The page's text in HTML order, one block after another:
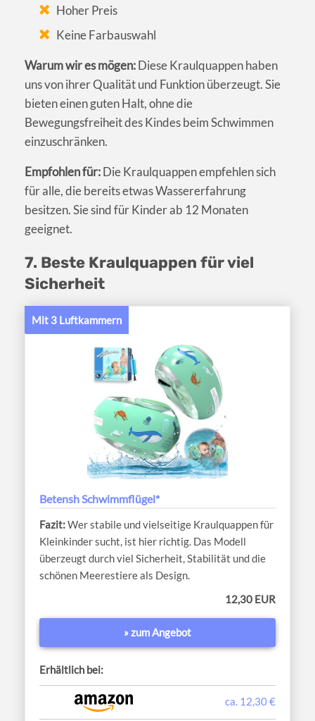
Hoher Preis
Keine Farbauswahl
Warum wir es mögen:Diese Kraulquappen haben
uns von ihrer Qualität und Funktion überzeugt. Sie
bieten einen guten Halt, ohne die
Bewegungsfreiheit des Kindes beim Schwimmen
einzuschränken.
Empfohlen für:Die Kraulquappen empfehlen sich
für alle, die bereits etwas Wassererfahrung
besitzen. Sie sind für Kinder ab 12 Monaten
geeignet.
7. Beste Kraulquappen für viel
Sicherheit
Mit 3 Luftkammern
Betensh Schwimmflügel*
Wer stabile und vielseitige Kraulquappen für
Kleinkinder sucht, ist hier richtig. Das Modell
überzeugt durch viel Sicherheit, Stabilität und die
schönen Meerestiere als Design.
12,30 EUR
» zum Angebot
Erhältlich bei:
ca. 12,30 €